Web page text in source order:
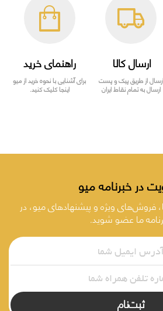
ارسال کالا
ارسال از طریق پیک و پست
ارسال به تمام نقاط ایران
راهنمای خرید
برای آشنایی با نحوه خرید از میو
اینجا کلیک کنید.
در خبرنامه میو
فروش‌های ویژه و پیشنهادهای میو، در
ما عضو شوید.
ثبت‌نام